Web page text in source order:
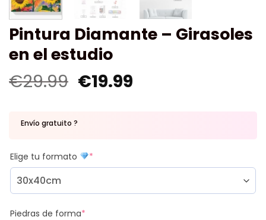
Pintura Diamante – Girasoles
en el estudio
€29.99 €19.99
Envío gratuito ?
Elige tu formato *
Piedras de forma*